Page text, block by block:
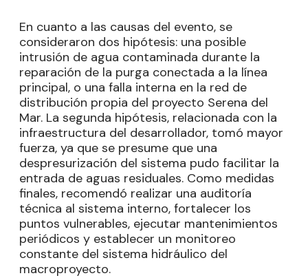
En cuanto a las causas del evento, se
consideraron dos hipótesis: una posible
intrusión de agua contaminada durante la
reparación de la purga conectada a la línea
principal, o una falla interna en la red de
distribución propia del proyecto Serena del
Mar. La segunda hipótesis, relacionada con la
infraestructura del desarrollador, tomó mayor
fuerza, ya que se presume que una
despresurización del sistema pudo facilitar la
entrada de aguas residuales. Como medidas
finales, recomendó realizar una auditoría
técnica al sistema interno, fortalecer los
puntos vulnerables, ejecutar mantenimientos
periódicos y establecer un monitoreo
constante del sistema hidráulico del
macroproyecto.